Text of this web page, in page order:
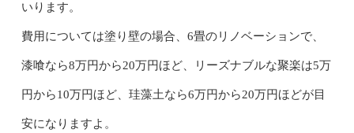
いります。
費用については塗り壁の場合、6畳のリノベーションで、
漆喰なら8万円から20万円ほど、リーズナブルな聚楽は5万
円から10万円ほど、珪藻土なら6万円から20万円ほどが目
安になりますよ。